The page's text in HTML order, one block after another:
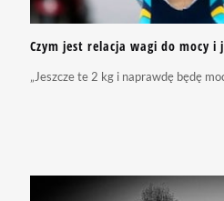
Czym jest relacja wagi do mocy i
„Jeszcze te 2 kg i naprawdę będę